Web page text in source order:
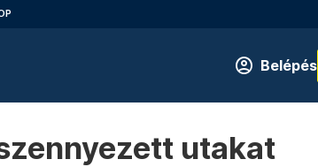
Belépés
utakat